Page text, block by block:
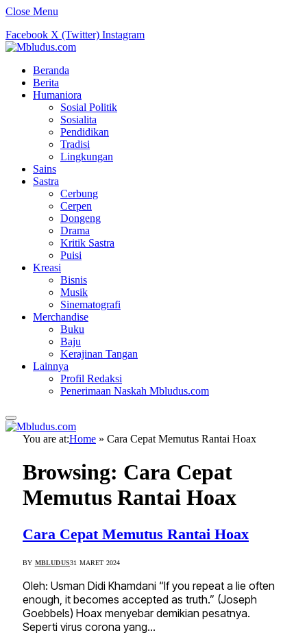
Close Menu
Facebook X (Twitter) Instagram
Beranda
Berita
Humaniora
Sosial Politik
Sosialita
Pendidikan
Tradisi
Lingkungan
Sains
Sastra
Cerbung
Cerpen
Dongeng
Drama
Kritik Sastra
Puisi
Kreasi
Bisnis
Musik
Sinematografi
Merchandise
Buku
Baju
Kerajinan Tangan
Lainnya
Profil Redaksi
Penerimaan Naskah Mbludus.com
You are at:Home » Cara Cepat Memutus Rantai Hoax
Browsing: Cara Cepat
Memutus Rantai Hoax
Cara Cepat Memutus Rantai Hoax
BY MBLUDUS31 MARET 2024
Oleh: Usman Didi Khamdani “If you repeat a lie often
enough, it becomes accepted as truth.” (Joseph
Goebbels) Hoax menyebar demikian pesatnya.
Seperti virus corona yang…